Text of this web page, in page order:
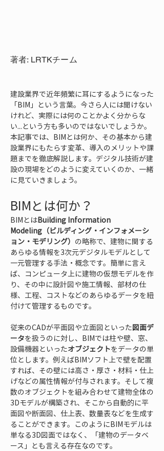
著者: LRTKチーム
建設業界で近年頻繁に耳にするようになった
「BIM」という言葉。今さら人には聞けない
けれど、実際には何のことかよく分からな
い...という方も多いのではないでしょうか。
本記事では、BIMとは何か、その基本から建
設業界にもたらす変革、導入のメリットや課
題までを徹底解説します。デジタル技術が建
設の現場をどのように変えていくのか、一緒
に見ていきましょう。
BIMとは何か？
BIMとはBuilding Information
Modeling（ビルディング・インフォメーシ
ョン・モデリング） の略称で、建物に関する
あらゆる情報を3次元デジタルモデルとして
一元管理する手法・概念です。簡単に言え
ば、コンピュータ上に建物の仮想モデルを作
り、その中に設計図や施工情報、部材の仕
様、工程、コストなどのあらゆるデータを紐
付けて管理するものです。
従来のCADが平面図や立面図といった図面デ
ータを扱うのに対し、BIMでは柱や壁、窓、
設備機器といったオブジェクトをデータの単
位とします。例えばBIMソフト上で壁を配置
すれば、その壁には高さ・厚さ・材料・仕上
げなどの属性情報が付与されます。そして複
数のオブジェクトを組み合わせて建物全体の
3Dモデルが構築され、そこから自動的に平
面図や断面図、仕上表、数量表などを生成す
ることができます。このようにBIMモデルは
単なる3D図面ではなく、「建物のデータベ
ース」とも言える存在なのです。